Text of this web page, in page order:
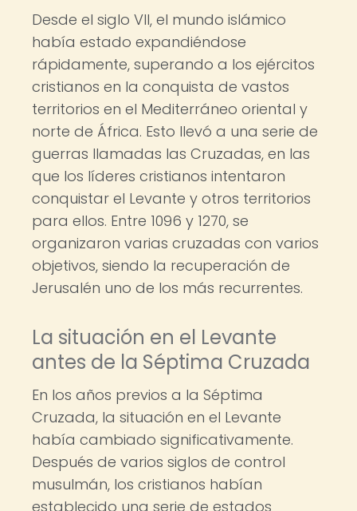
Desde el siglo VII, el mundo islámico
había estado expandiéndose
rápidamente, superando a los ejércitos
cristianos en la conquista de vastos
territorios en el Mediterráneo oriental y
norte de África. Esto llevó a una serie de
guerras llamadas las Cruzadas, en las
que los líderes cristianos intentaron
conquistar el Levante y otros territorios
para ellos. Entre 1096 y 1270, se
organizaron varias cruzadas con varios
objetivos, siendo la recuperación de
Jerusalén uno de los más recurrentes.
La situación en el Levante
antes de la Séptima Cruzada
En los años previos a la Séptima
Cruzada, la situación en el Levante
había cambiado significativamente.
Después de varios siglos de control
musulmán, los cristianos habían
establecido una serie de estados